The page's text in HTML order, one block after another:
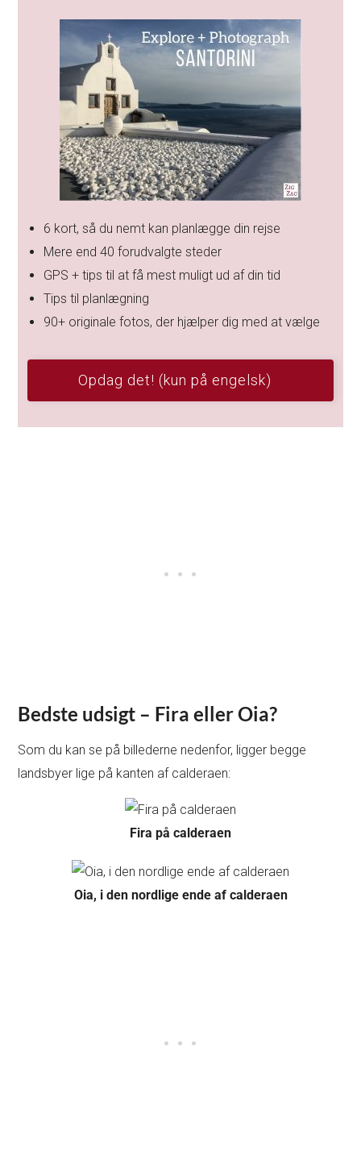
6 kort, så du nemt kan planlægge din rejse
Mere end 40 forudvalgte steder
GPS + tips til at få mest muligt ud af din tid
Tips til planlægning
90+ originale fotos, der hjælper dig med at vælge
Opdag det! (kun på engelsk)
Bedste udsigt – Fira eller Oia?
Som du kan se på billederne nedenfor, ligger begge
landsbyer lige på kanten af calderaen:
Fira på calderaen
Oia, i den nordlige ende af calderaen